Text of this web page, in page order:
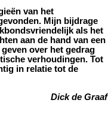
van het
Mijn bijdrage
als het
aan de hand van een
over het gedrag
verhoudingen. Tot
in relatie tot de
Dick de Graaf